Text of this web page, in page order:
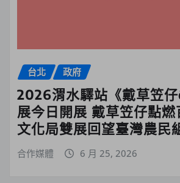
台北 政府
2026渭水驛站《戴草笠
展今日開展 戴草笠仔點燃
文化局雙展回望臺灣農民
合作媒體 6 月 25, 2026